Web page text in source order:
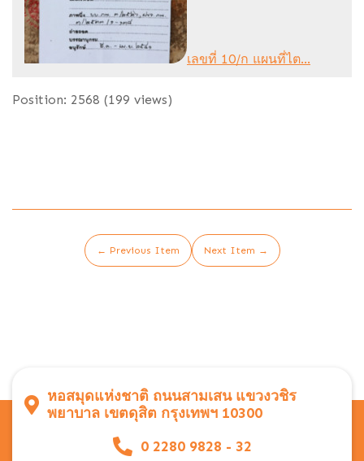
เลขที่ 10/ก แผนที่ไต...
Position: 2568 (199 views)
← Previous Item Next Item →
หอสมุดแห่งชาติ ถนนสามเสน แขวงวชิร
พยาบาล เขตดุสิต กรุงเทพฯ 10300
0 2280 9828 - 32